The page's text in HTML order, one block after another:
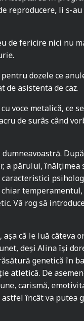
reproducere, li s-
de fericire nici nu
dozele ce
asistenta de caz.
voce metalică, ce
de surâs când
a părului, înălțimea
temperamentul,
Vă rog să
că le luă câteva
deși Alina își
genetică în
atletică. De
carismă,
încât va putea